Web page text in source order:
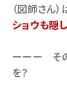
（図師さん）
ショウも隠
ーーー そ
を？